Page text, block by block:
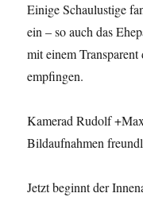
Einige Schaulustige
ein – so auch das
mit einem
empfingen.
Kamerad Rudolf
Bildaufnahmen
Jetzt beginnt der